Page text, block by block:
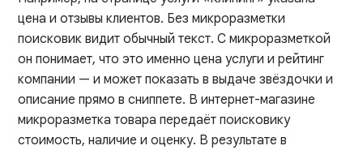
цена и отзывы клиентов. Без микроразметки
поисковик видит обычный текст. С микроразметкой
он понимает, что это именно цена услуги и рейтинг
компании — и может показать в выдаче звёздочки и
описание прямо в сниппете. В интернет-магазине
микроразметка товара передаёт поисковику
стоимость, наличие и оценку. В результате в